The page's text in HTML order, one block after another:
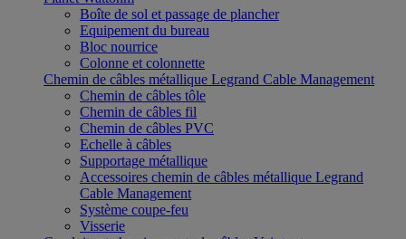
Boîte de sol et passage de plancher
Equipement du bureau
Bloc nourrice
Colonne et colonnette
Chemin de câbles métallique Legrand Cable Management
Chemin de câbles tôle
Chemin de câbles fil
Chemin de câbles PVC
Echelle à câbles
Supportage métallique
Accessoires chemin de câbles métallique Legrand
Cable Management
Système coupe-feu
Visserie